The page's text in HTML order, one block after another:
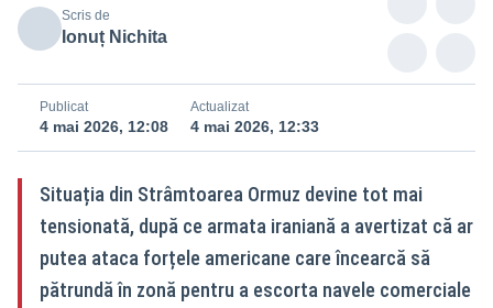
Scris de
Ionuț Nichita
Publicat
4 mai 2026, 12:08
Actualizat
4 mai 2026, 12:33
Situația din Strâmtoarea Ormuz devine tot mai
tensionată, după ce armata iraniană a avertizat că ar
putea ataca forțele americane care încearcă să
pătrundă în zonă pentru a escorta navele comerciale